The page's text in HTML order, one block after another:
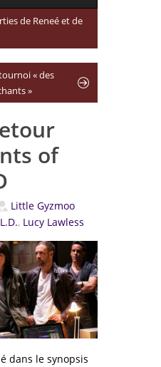
de Reneé et de
« des
»
of
Little Gyzmoo
, Lucy Lawless
dans le synopsis